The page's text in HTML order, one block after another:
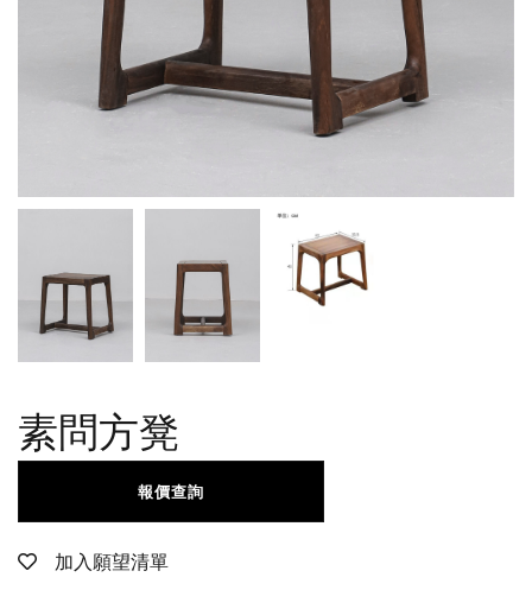
素問方凳
加入願望清單
報價查詢